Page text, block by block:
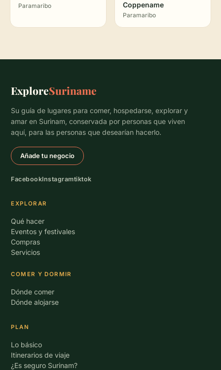
Paramaribo
Coppename
Paramaribo
ExploreSuriname
Su guía de lugares para comer, hospedarse, explorar y
amar en Surinam, conservada por personas que viven
aquí, para las personas que desearían hacerlo.
Añade tu negocio
FacebookInstagramtiktok
EXPLORAR
Qué hacer
Eventos y festivales
Compras
Servicios
COMER Y DORMIR
Dónde comer
Dónde alojarse
PLAN
Lo básico
Itinerarios de viaje
¿Es seguro Surinam?